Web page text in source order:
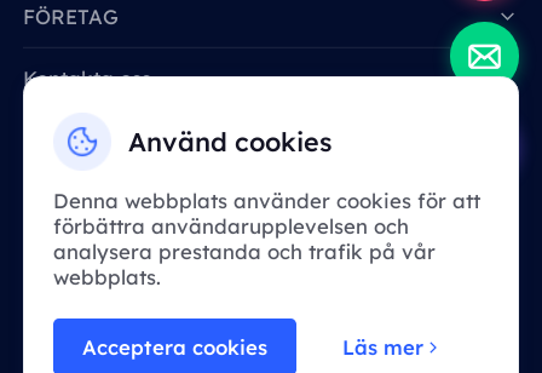
Använd cookies
Denna webbplats använder cookies för att
förbättra användarupplevelsen och
analysera prestanda och trafik på vår
webbplats.
Acceptera cookies Läs mer
FÖRETAG
Kontakta oss
Email: support@smartproxy.org
Svenska
tillgänglig i Kina. Tack för din förståelse!